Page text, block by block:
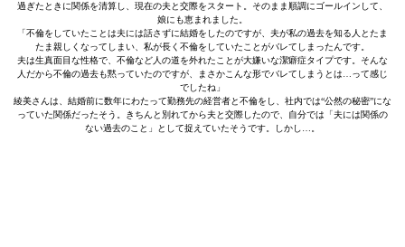
過ぎたときに関係を清算し、現在の夫と交際をスタート。そのまま順調にゴールインして、
娘にも恵まれました。
「不倫をしていたことは夫には話さずに結婚をしたのですが、夫が私の過去を知る人とたま
たま親しくなってしまい、私が長く不倫をしていたことがバレてしまったんです。
夫は生真面目な性格で、不倫など人の道を外れたことが大嫌いな潔癖症タイプです。そんな
人だから不倫の過去も黙っていたのですが、まさかこんな形でバレてしまうとは…って感じ
でしたね」
綾美さんは、結婚前に数年にわたって勤務先の経営者と不倫をし、社内では“公然の秘密”にな
っていた関係だったそう。きちんと別れてから夫と交際したので、自分では「夫には関係の
ない過去のこと」として捉えていたそうです。しかし…。